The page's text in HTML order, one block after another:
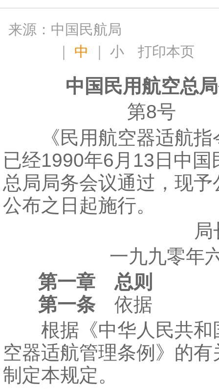
来源：中国民航局
｜ 中 ｜小 打印本页
中国民用航空总
第8号
《民用航空器适航指
已经1990年6月13日中国
总局局务会议通过，现予
公布之日起施行。
局
一九九零年六
第一章 总则
第一条 依据
根据《中华人民共和
空器适航管理条例》的有
制定本规定。